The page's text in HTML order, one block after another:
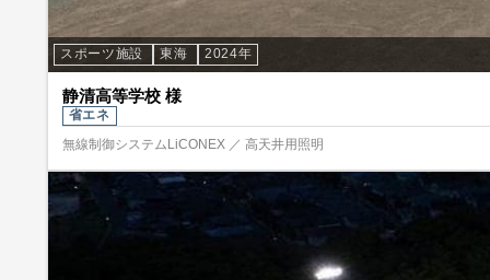
スポーツ施設 東海 2024年
静清高等学校 様
省エネ
無線制御システムLiCONEX ／ 高天井用照明